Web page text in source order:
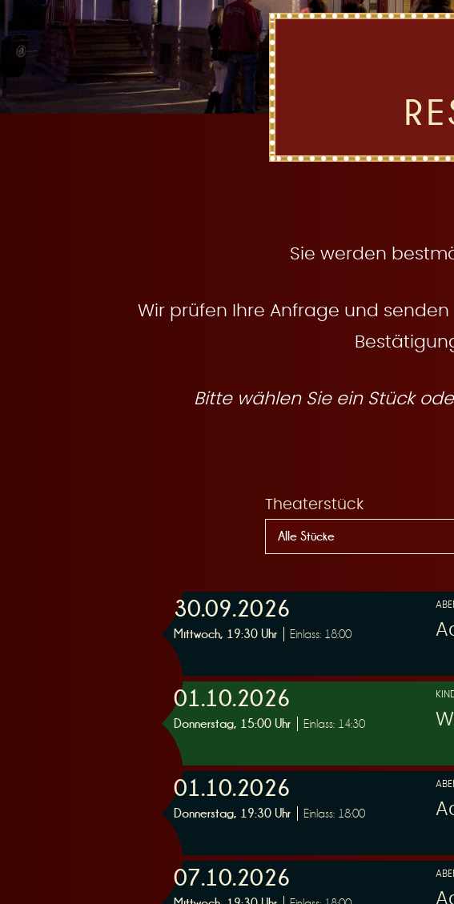
t
Sie werden
Wir prüfen Ihre Anfrage und
Bitte wählen Sie ein Stück
Theaterstück
30.09.2026
Mittwoch, 19:30 Uhr Einlass: 18:00
01.10.2026
Donnerstag, 15:00 Uhr Einlass: 14:30
01.10.2026
Donnerstag, 19:30 Uhr Einlass: 18:00
07.10.2026